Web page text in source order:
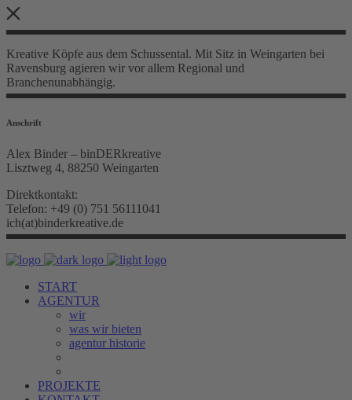
Kreative Köpfe aus dem Schussental. Mit Sitz in Weingarten bei
Ravensburg agieren wir vor allem Regional und
Branchenunabhängig.
Anschrift
Alex Binder – binDERkreative
Lisztweg 4, 88250 Weingarten
Direktkontakt:
Telefon: +49 (0) 751 56111041
ich(at)binderkreative.de
START
AGENTUR
wir
was wir bieten
agentur historie
PROJEKTE